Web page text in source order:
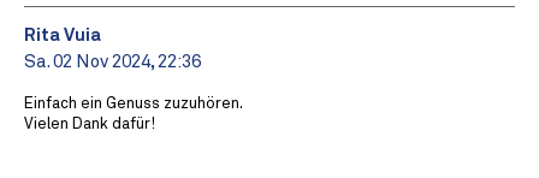
Rita Vuia
Sa. 02 Nov 2024, 22:36
Einfach ein Genuss zuzuhören.
Vielen Dank dafür!